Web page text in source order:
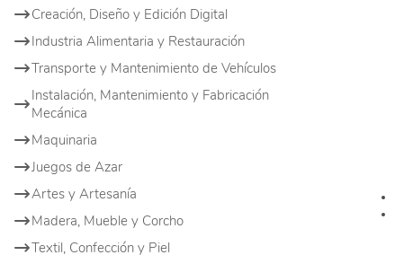
Creación, Diseño y Edición Digital
Industria Alimentaria y Restauración
Transporte y Mantenimiento de Vehículos
Instalación, Mantenimiento y Fabricación
Mecánica
Maquinaria
Juegos de Azar
Artes y Artesanía
Madera, Mueble y Corcho
Textil, Confección y Piel